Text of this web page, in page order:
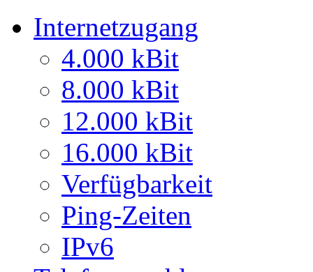
Internetzugang
4.000 kBit
8.000 kBit
12.000 kBit
16.000 kBit
Verfügbarkeit
Ping-Zeiten
IPv6